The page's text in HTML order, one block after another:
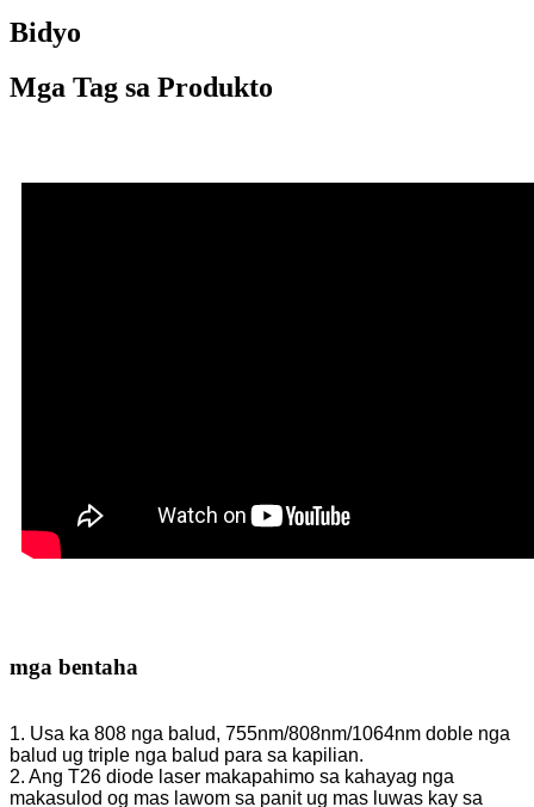
Bidyo
Mga Tag sa Produkto
mga bentaha
1. Usa ka 808 nga balud, 755nm/808nm/1064nm doble nga
balud ug triple nga balud para sa kapilian.
2. Ang T26 diode laser makapahimo sa kahayag nga
makasulod og mas lawom sa panit ug mas luwas kay sa